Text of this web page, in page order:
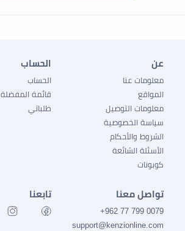
عن
معلومات عنا
المواقع
معلومات التوصيل
سياسة الخصوصية
الشروط والأحكام
الأسئلة الشائعة
كوبونات
الحساب
الحساب
قائمة المفضلة
طلباتي
تواصل معنا
0079 799 77 962+
support@kenzionline.com
تابعنا